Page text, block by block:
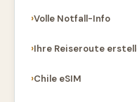
Volle Notfall-Info
Ihre Reiseroute
Chile eSIM